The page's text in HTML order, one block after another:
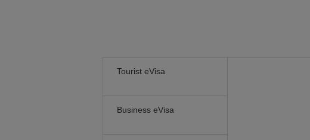
Tourist eVisa
Business eVisa